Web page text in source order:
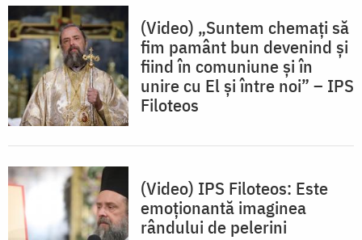
(Video) „Suntem chemați să
fim pamânt bun devenind și
fiind în comuniune și în
unire cu El și între noi” – IPS
Filoteos
(Video) IPS Filoteos: Este
emoționantă imaginea
rândului de pelerini